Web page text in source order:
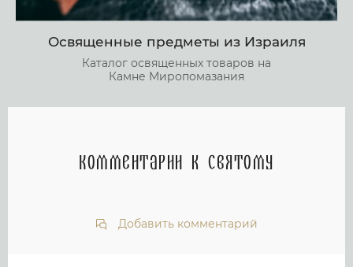
Освященные предметы из Израиля
Каталог освященных товаров на
Камне Миропомазания
Комментарии к святому
Добавить комментарий